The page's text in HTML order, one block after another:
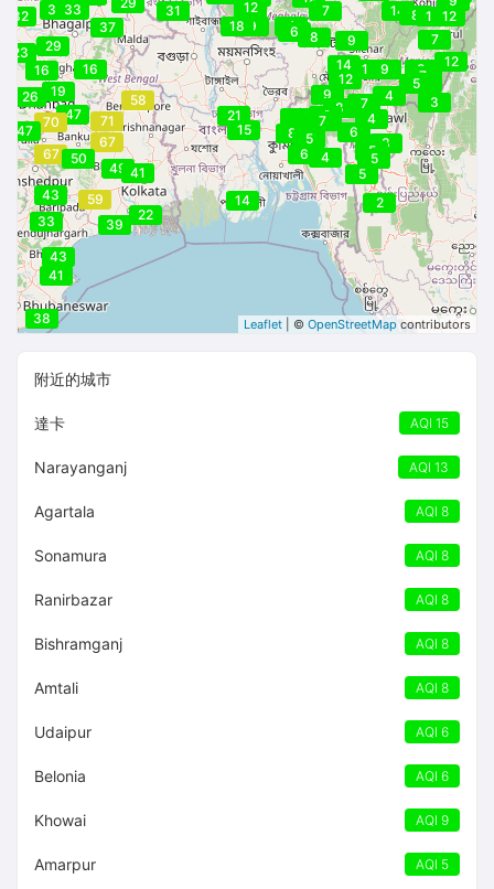
6
49
7
7
5
12
15
16 13
8
39
5
3
6
14
31
9
26
33
6
5
8
3
14
59
47
41
8
9
7
21
34 12
67
9
5
4
9
50
7
12
11
4
18
71
19
38
8
4
2
4
8
12
5
37
14
7
43
7
9
32
58
16
7
33
67
70
43
41
29
22
47
23
Leaflet | © OpenStreetMap contributors
附近的城市
達卡 AQI 15
Narayanganj AQI 13
Agartala AQI 8
Sonamura AQI 8
Ranirbazar AQI 8
Bishramganj AQI 8
Amtali AQI 8
Udaipur AQI 6
Belonia AQI 6
Khowai AQI 9
Amarpur AQI 5